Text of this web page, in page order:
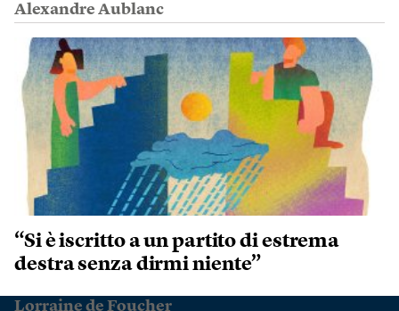
Alexandre Aublanc
“Si è iscritto a un partito di estrema
destra senza dirmi niente”
Lorraine de Foucher